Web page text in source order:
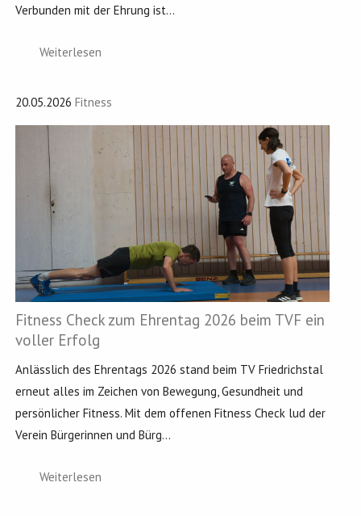
Verbunden mit der Ehrung ist...
Weiterlesen
20.05.2026 Fitness
Fitness Check zum Ehrentag 2026 beim TVF ein
voller Erfolg
Anlässlich des Ehrentags 2026 stand beim TV Friedrichstal
erneut alles im Zeichen von Bewegung, Gesundheit und
persönlicher Fitness. Mit dem offenen Fitness Check lud der
Verein Bürgerinnen und Bürg...
Weiterlesen